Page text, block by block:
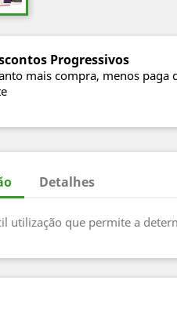
Progressivos
mais compra, menos paga
Detalhes
utilização que permite a